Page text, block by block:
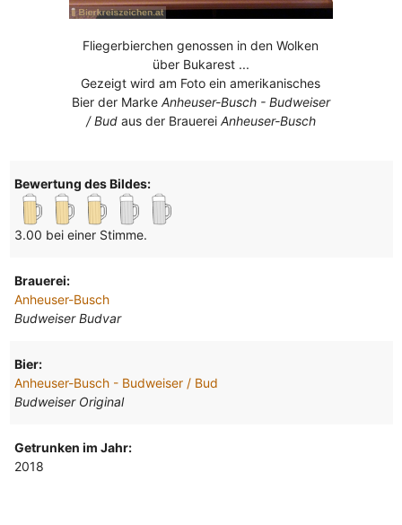
Fliegerbierchen genossen in den Wolken
über Bukarest ...
Gezeigt wird am Foto ein amerikanisches
Bier der Marke Anheuser-Busch - Budweiser
/ Budaus der Brauerei Anheuser-Busch
Bewertung des Bildes:
3.00 bei einer Stimme.
Brauerei:
Anheuser-Busch
Budweiser Budvar
Bier:
Anheuser-Busch - Budweiser / Bud
Budweiser Original
Getrunken im Jahr:
2018